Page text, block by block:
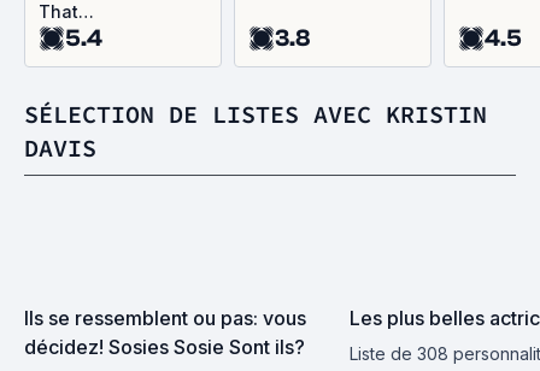
That…
5.4 3.8 4.5
SÉLECTION DE LISTES AVEC KRISTIN
DAVIS
Ils se ressemblent ou pas: vous
décidez! Sosies Sosie Sont ils?
Les plus belles
Liste de 308